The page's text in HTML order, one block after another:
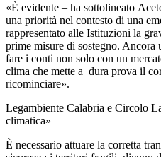
«È evidente – ha sottolineato
una priorità nel contesto di una
rappresentato alle Istituzioni la
prime misure di sostegno.
fare i conti non solo con un
clima che mette a dura prova il
ricominciare».
Legambiente Calabria e Circolo
climatica»
È necessario attuare la corretta